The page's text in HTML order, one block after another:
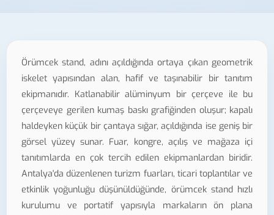
Örümcek stand, adını açıldığında ortaya çıkan geometrik
iskelet yapısından alan, hafif ve taşınabilir bir tanıtım
ekipmanıdır. Katlanabilir alüminyum bir çerçeve ile bu
çerçeveye gerilen kumaş baskı grafiğinden oluşur; kapalı
haldeyken küçük bir çantaya sığar, açıldığında ise geniş bir
görsel yüzey sunar. Fuar, kongre, açılış ve mağaza içi
tanıtımlarda en çok tercih edilen ekipmanlardan biridir.
Antalya'da düzenlenen turizm fuarları, ticari toplantılar ve
etkinlik yoğunluğu düşünüldüğünde, örümcek stand hızlı
kurulumu ve portatif yapısıyla markaların ön plana